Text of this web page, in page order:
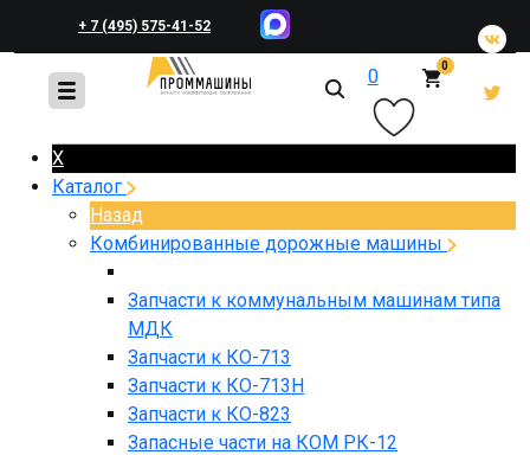
+ 7 (495) 575-41-52
+ 7 (495) 648-45-83 0 0
X
Каталог
Назад
Комбинированные дорожные машины
Запчасти к коммунальным машинам типа
МДК
Запчасти к КО-713
Запчасти к КО-713Н
Запчасти к КО-823
Запасные части на КОМ РК-12